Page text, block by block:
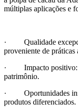
múltiplas aplicações e
· Qualidade
proveniente de práticas
· Impacto positivo:
patrimônio.
· Oportunidades
produtos diferenciados.